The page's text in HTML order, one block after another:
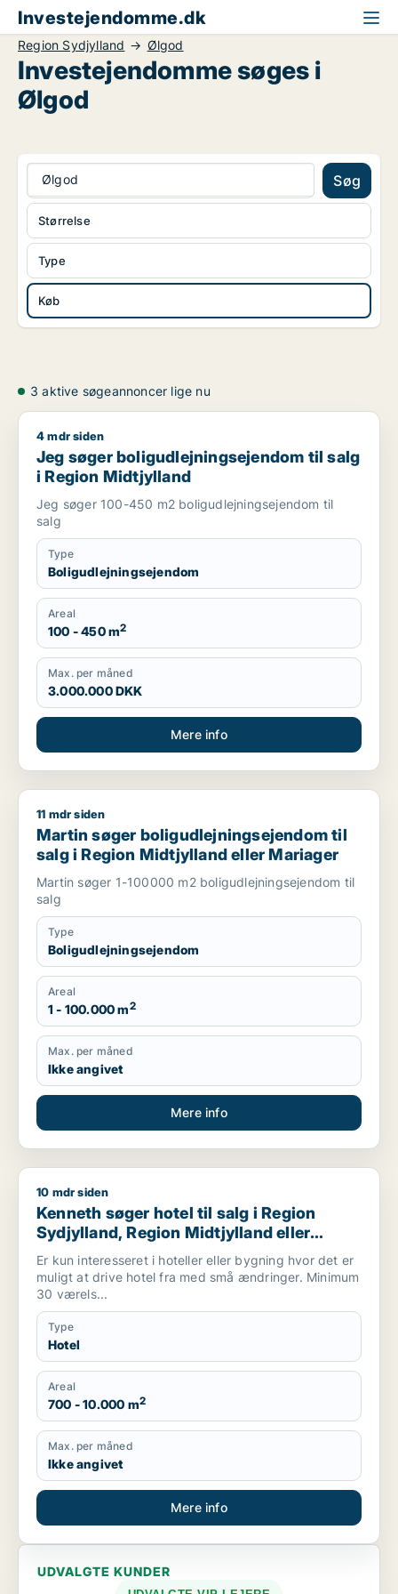
Investejendomme.dk
Region Sydjylland Ølgod
Investejendomme søges i
Ølgod
Ølgod Søg
Type
Køb
Størrelse
3 aktive søgeannoncer lige nu
Jeg søger boligudlejningsejendom til salg i Region
4 mdr siden
Jeg søger boligudlejningsejendom til salg
i Region Midtjylland
Jeg søger 100-450 m2 boligudlejningsejendom til
salg
Type
Boligudlejningsejendom
Areal
100 - 450 m2
Max. per måned
3.000.000 DKK
Mere info
Martin søger boligudlejningsejendom til salg i Region
11 mdr siden
Martin søger boligudlejningsejendom til
salg i Region Midtjylland eller Mariager
Martin søger 1-100000 m2 boligudlejningsejendom til
salg
Type
Boligudlejningsejendom
Areal
1 - 100.000 m2
Max. per måned
Ikke angivet
Mere info
Kenneth søger hotel til salg i Region Sydjylland, Region
10 mdr siden
Kenneth søger hotel til salg i Region
Sydjylland, Region Midtjylland eller
Mariager
Er kun interesseret i hoteller eller bygning hvor det er
muligt at drive hotel fra med små ændringer. Minimum
30 værels...
Type
Hotel
Areal
700 - 10.000 m2
Max. per måned
Ikke angivet
Mere info
UDVALGTE KUNDER